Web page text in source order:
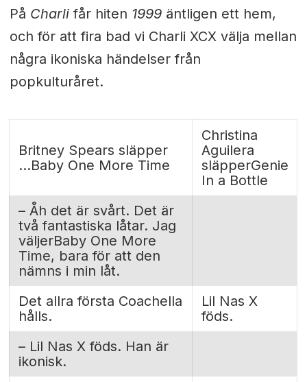
På Charlifår hiten 1999äntligen ett hem,
och för att fira bad vi Charli XCX välja mellan
några ikoniska händelser från
popkulturåret.
Britney Spears släpper
...Baby One More Time
Christina
Aguilera
släpperGenie
In a Bottle
– Åh det är svårt. Det är
två fantastiska låtar. Jag
väljerBaby One More
Time, bara för att den
nämns i min låt.
Det allra första Coachella
hålls.
Lil Nas X
föds.
– Lil Nas X föds. Han är
ikonisk.